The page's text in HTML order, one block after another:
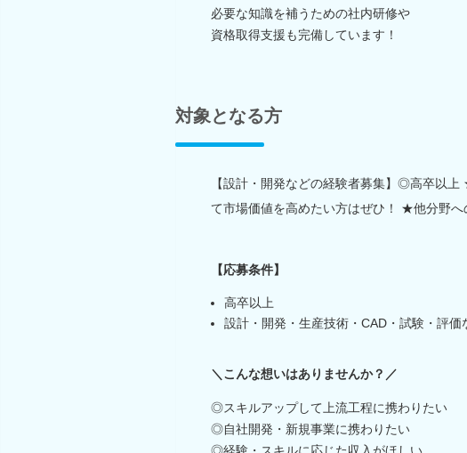
必要な知識を補うための社内研修や
資格取得支援も完備しています！
対象となる方
【設計・開発などの経験者募集】◎高卒以
て市場価値を高めたい方はぜひ！ ★他分野へ
【応募条件】
高卒以上
設計・開発・生産技術・CAD・試験・評価
＼こんな想いはありませんか？／
◎スキルアップして上流工程に携わりたい
◎自社開発・新規事業に携わりたい
◎経験・スキルに応じた収入がほしい